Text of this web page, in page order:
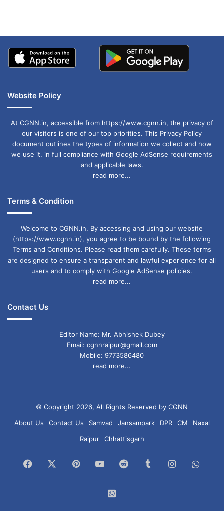
Website Policy
At CGNN.in, accessible from https://www.cgnn.in, the privacy of
our visitors is one of our top priorities. This Privacy Policy
document outlines the types of information we collect and how
we use it, in full compliance with Google AdSense requirements
and applicable laws.
read more...
Terms & Condition
Welcome to CGNN.in. By accessing and using our website
(https://www.cgnn.in), you agree to be bound by the following
Terms and Conditions. Please read them carefully. These terms
are designed to ensure a transparent and lawful experience for all
users and to comply with Google AdSense policies.
read more...
Contact Us
Editor Name: Mr. Abhishek Dubey
Email: cgnnraipur@gmail.com
Mobile: 9773586480
read more...
© Copyright 2026, All Rights Reserved by CGNN
About Us
Contact Us Samvad Jansampark DPR CM
Naxal
Raipur
Chhattisgarh
Facebook PinterestYouTubeReddit TumblrInstagram